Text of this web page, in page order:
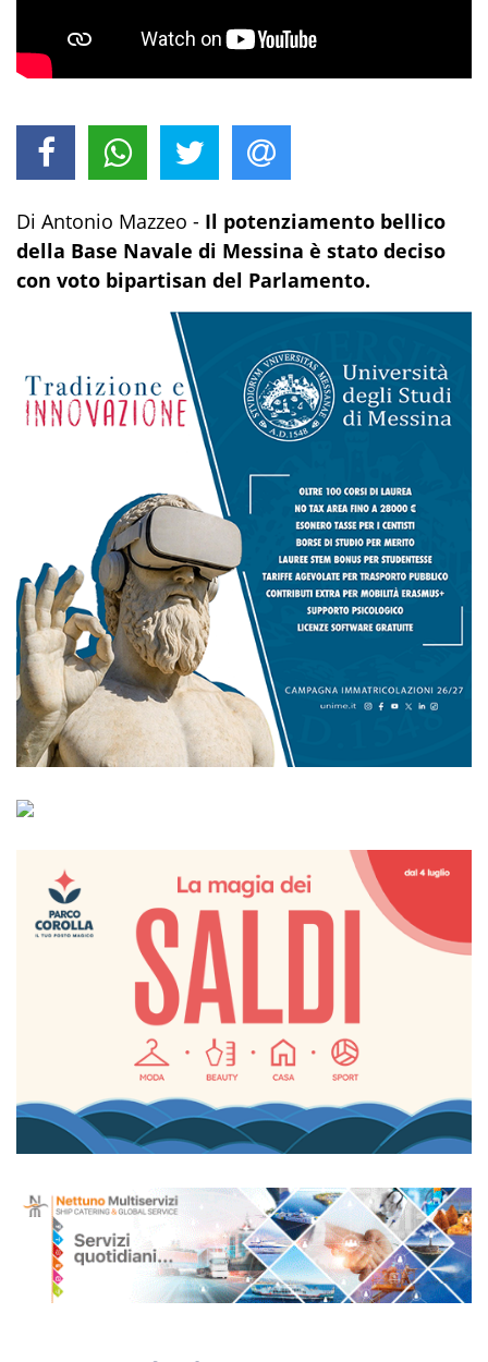
Di Antonio Mazzeo - Il potenziamento bellico
della Base Navale di Messina è stato deciso
con voto bipartisan del Parlamento.